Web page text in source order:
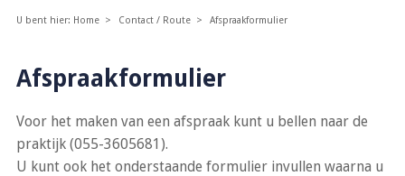
U bent hier: Home Contact / Route Afspraakformulier
Afspraakformulier
Voor het maken van een afspraak kunt u bellen naar de
praktijk (055-3605681).
U kunt ook het onderstaande formulier invullen waarna u